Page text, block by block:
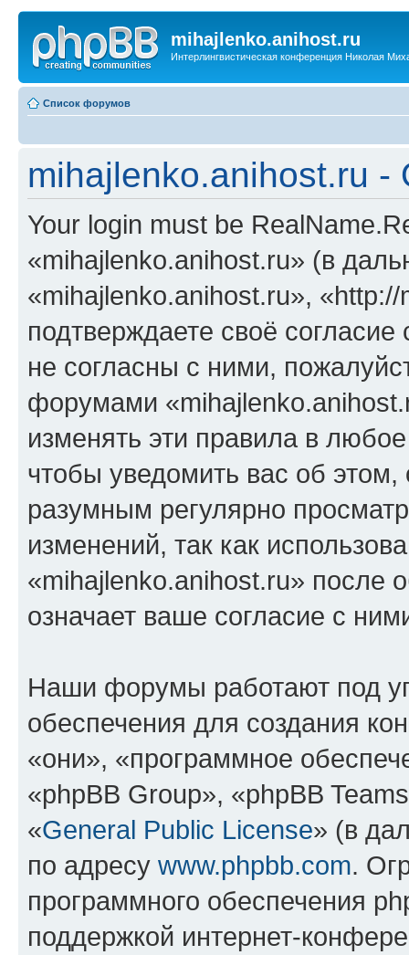
mihajlenko.anihost.ru
Интерлингвистическая конференция Николая
Список форумов
mihajlenko.anihost.ru
Your login must be
«mihajlenko.anihost.ru» (в
«mihajlenko.anihost.ru»,
подтверждаете своё
не согласны с ними,
форумами
изменять эти правила в
чтобы уведомить вас об
разумным регулярно
изменений, так как
«mihajlenko.anihost.ru» после
означает ваше согласие с
Наши форумы работают под
обеспечения для создания
«они», «программное
«phpBB Group», «phpBB
«General Public License» (в
по адресу www.phpbb.com.
программного обеспечения
поддержкой интернет-